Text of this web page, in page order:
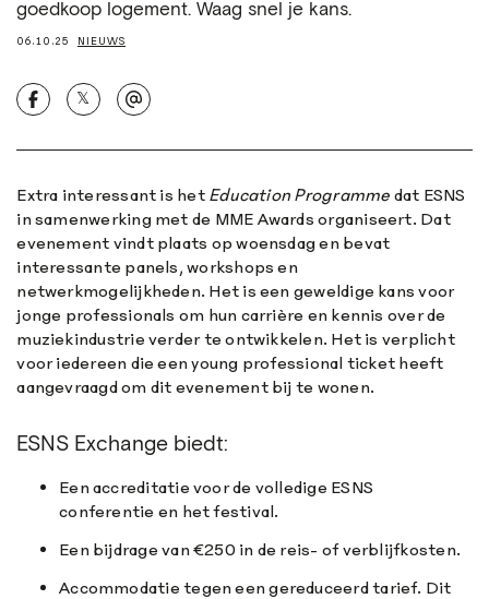
goedkoop logement. Waag snel je kans.
06.10.25 NIEUWS
𝕏
Extra interessant is het Education Programme dat ESNS
in samenwerking met de MME Awards organiseert. Dat
evenement vindt plaats op woensdag en bevat
interessante panels, workshops en
netwerkmogelijkheden. Het is een geweldige kans voor
jonge professionals om hun carrière en kennis over de
muziekindustrie verder te ontwikkelen. Het is verplicht
voor iedereen die een young professional ticket heeft
aangevraagd om dit evenement bij te wonen.
ESNS Exchange biedt:
Een accreditatie voor de volledige ESNS
conferentie en het festival.
Een bijdrage van €250 in de reis- of verblijfkosten.
Accommodatie tegen een gereduceerd tarief. Dit